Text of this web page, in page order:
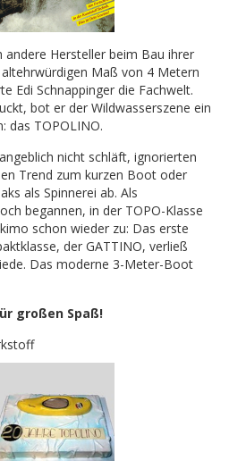
andere Hersteller beim Bau ihrer
Maß von 4 Metern
Edi Schnappinger die Fachwelt.
bot er der Wildwasserszene ein
das TOPOLINO.
nicht schläft, ignorierten
Trend zum kurzen Boot oder
als Spinnerei ab. Als
begannen, in der TOPO-Klasse
schon wieder zu: Das erste
der GATTINO, verließ
Das moderne 3-Meter-Boot
großen Spaß!